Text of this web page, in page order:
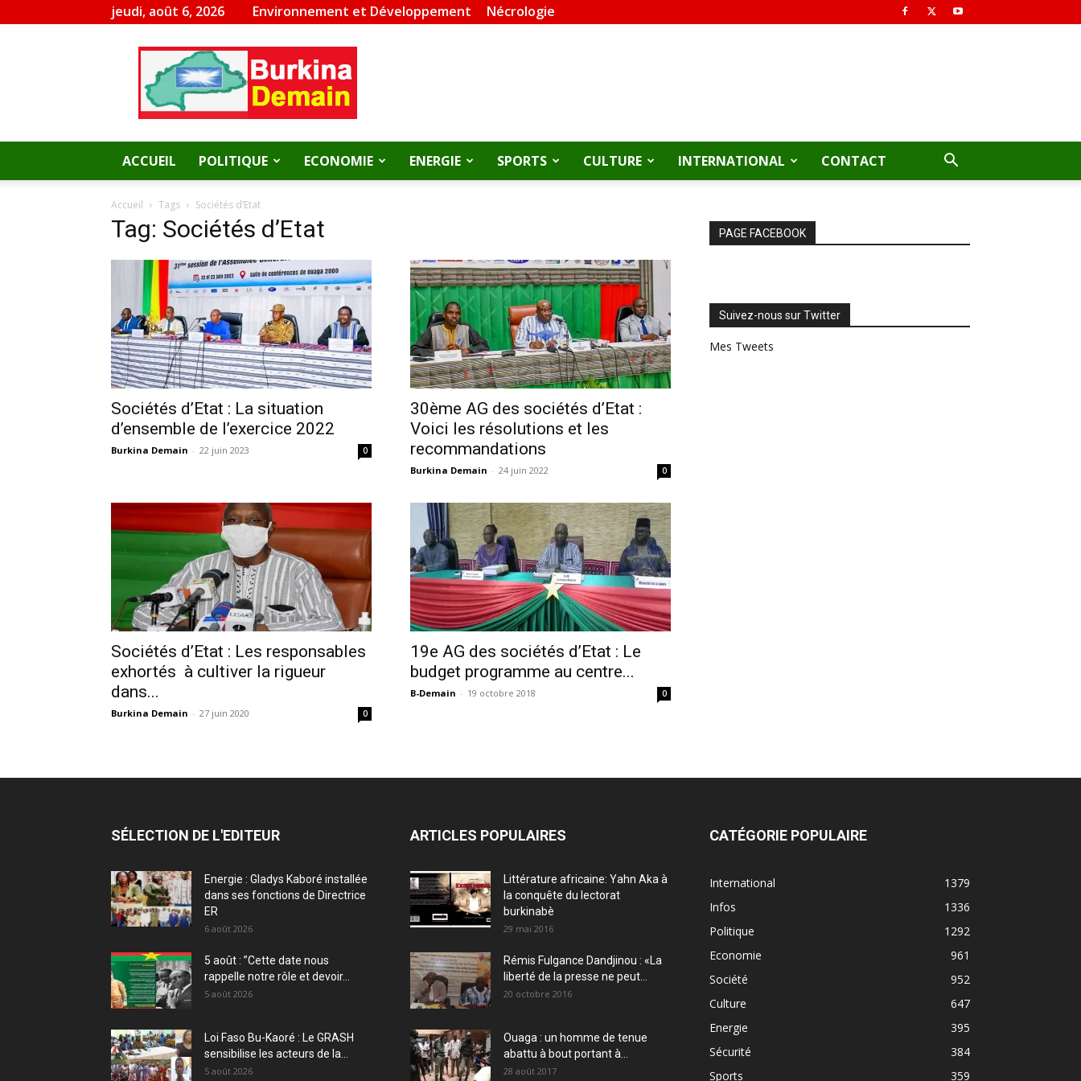
jeudi, août 6, 2026 Environnement et Développement Nécrologie
Burkina
Demain
ACCUEIL POLITIQUE ECONOMIE ENERGIE SPORTS CULTURE INTERNATIONAL CONTACT
Accueil Tags Sociétés d’Etat
Tag: Sociétés d’Etat
Sociétés d’Etat : La situation
d’ensemble de l’exercice 2022
Burkina Demain - 22 juin 2023 0
30ème AG des sociétés d’Etat :
Voici les résolutions et les
recommandations
Burkina Demain - 24 juin 2022 0
Sociétés d’Etat : Les responsables
exhortés à cultiver la rigueur
dans...
Burkina Demain - 27 juin 2020 0
19e AG des sociétés d’Etat : Le
budget programme au centre...
B-Demain - 19 octobre 2018 0
PAGE FACEBOOK
Suivez-nous sur Twitter
Mes Tweets
SÉLECTION DE L'EDITEUR
Energie : Gladys Kaboré installée
dans ses fonctions de Directrice
ER
6 août 2026
5 août : ”Cette date nous
rappelle notre rôle et devoir...
5 août 2026
Loi Faso Bu-Kaoré : Le GRASH
sensibilise les acteurs de la...
5 août 2026
ARTICLES POPULAIRES
Littérature africaine: Yahn Aka à
la conquête du lectorat
burkinabè
29 mai 2016
Rémis Fulgance Dandjinou : «La
liberté de la presse ne peut...
20 octobre 2016
Ouaga : un homme de tenue
abattu à bout portant à...
28 août 2017
CATÉGORIE POPULAIRE
International
1379
Infos
1336
Politique
1292
Economie
961
Société
952
Culture
647
Energie
395
Sécurité
384
Sports
359